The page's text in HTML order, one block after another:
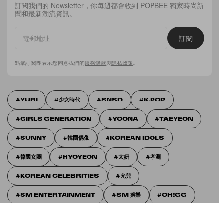
訂閱我們的 Newsletter，你每週都會收到 POPBEE 獨家時尚新
聞和最新潮流資訊。
訂閱
點擊訂閱即表示您同意我們的服務條款與隱私政策
YURI 少女時代 SNSD K-POP
GIRLS GENERATION YOONA TAEYEON
SUNNY 韓國偶像 KOREAN IDOLS
韓國女團 HYOYEON 太妍 孝淵
KOREAN CELEBRITIES 允兒
SM ENTERTAINMENT SM 娛樂 OH!GG